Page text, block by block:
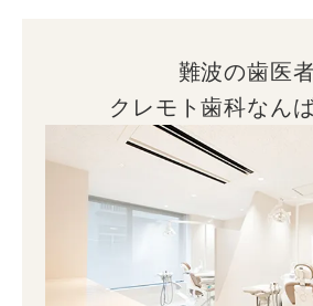
難波の歯医者
クレモト歯科なん